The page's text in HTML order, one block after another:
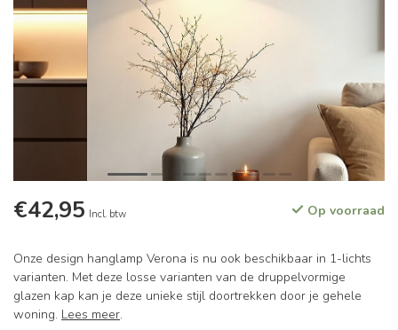
€42,95 Incl. btw Op voorraad
Onze design hanglamp Verona is nu ook beschikbaar in 1-lichts
varianten. Met deze losse varianten van de druppelvormige
glazen kap kan je deze unieke stijl doortrekken door je gehele
woning. Lees meer.